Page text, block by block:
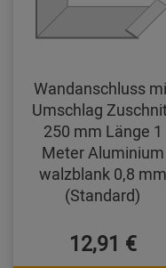
Wandanschluss
Umschlag
250 mm Länge 1
Meter Aluminium
walzblank 0,8 mm
(Standard)
12,91 €